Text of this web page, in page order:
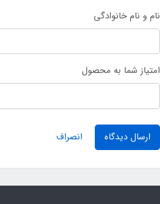
نام و نام خانوادگی
امتیاز شما به محصول
ارسال دیدگاه انصراف